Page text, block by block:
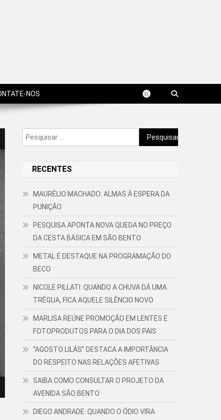
NOS
Pesquisar
por:
RECENTES
MAURÉLIO MACHADO: ALMAS À ESPERA DA
PUNIÇÃO
PESQUISA APONTA NOVA QUEDA NO PREÇO
DA CESTA BÁSICA EM SÃO BENTO
METAL É DESTAQUE NA PROGRAMAÇÃO DO
BECO
NICOLE PILLATI: QUANDO A CHUVA DÁ UMA
TRÉGUA, FICA AQUELE SILÊNCIO NOVO
MARLISA REÚNE PROMOÇÃO EM LENTES E
FOTOPRODUTOS PARA O DIA DOS PAIS
“AGOSTO LILÁS” DESTACA A IMPORTÂNCIA
DO RESPEITO NAS RELAÇÕES AFETIVAS
SAIBA COMO CONSULTAR O PROJETO DA
AVENIDA SÃO BENTO
DIEGO ANDRADE: QUANDO O ÓDIO VIRA